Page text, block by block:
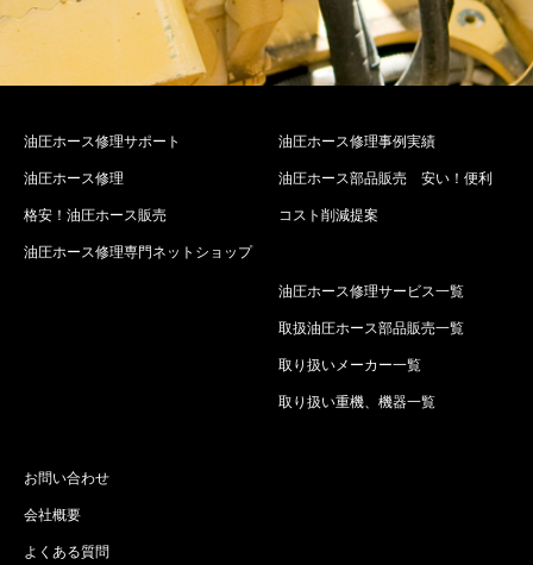
油圧ホース修理サポート
油圧ホース修理
格安！油圧ホース販売
油圧ホース修理専門ネットショップ
油圧ホース修理事例実績
油圧ホース部品販売 安い！便利
コスト削減提案
油圧ホース修理サービス一覧
取扱油圧ホース部品販売一覧
取り扱いメーカー一覧
取り扱い重機、機器一覧
お問い合わせ
会社概要
よくある質問